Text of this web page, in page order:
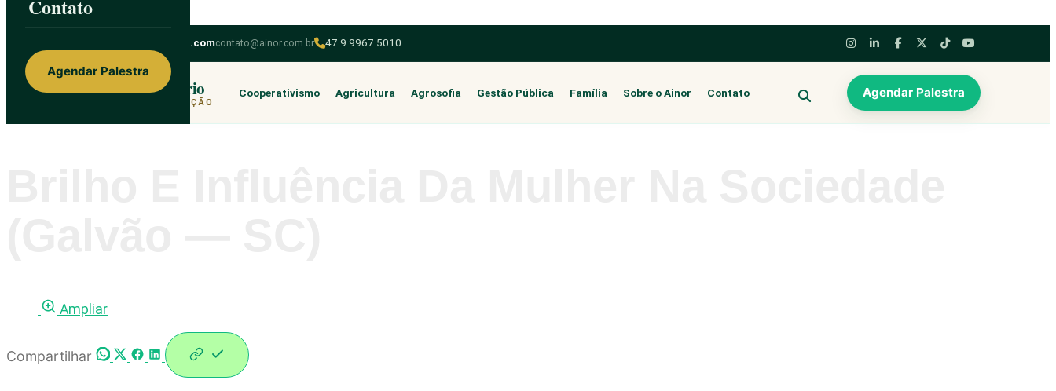
Skip to content
ainorfloterio@gmail.comcontato@ainor.com.br 47 9 9967 5010
Ainor Lotério
MENTE & CORAÇÃO
Cooperativismo Agricultura Agrosofia Gestão Pública Família Sobre o Ainor Contato Agendar Palestra
Contato
Agendar Palestra
Ampliar
Compartilhar